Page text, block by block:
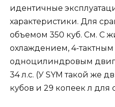
идентичные
характеристики. Для
объемом 350 куб. См. С
охлаждением, 4-
одноцилиндровым
34 л.с. (У SYM такой же
кубов и 29 копеек л для